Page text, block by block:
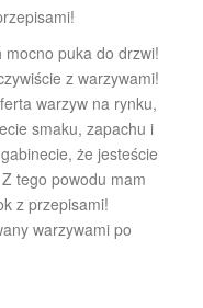
puka do drzwi!
z warzywami!
warzyw na rynku,
smaku, zapachu i
że jesteście
tego powodu mam
z przepisami!
warzywami po